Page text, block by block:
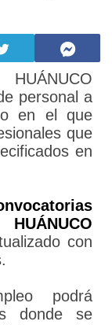
personal a
en el que
que
en
con
podrá
donde se